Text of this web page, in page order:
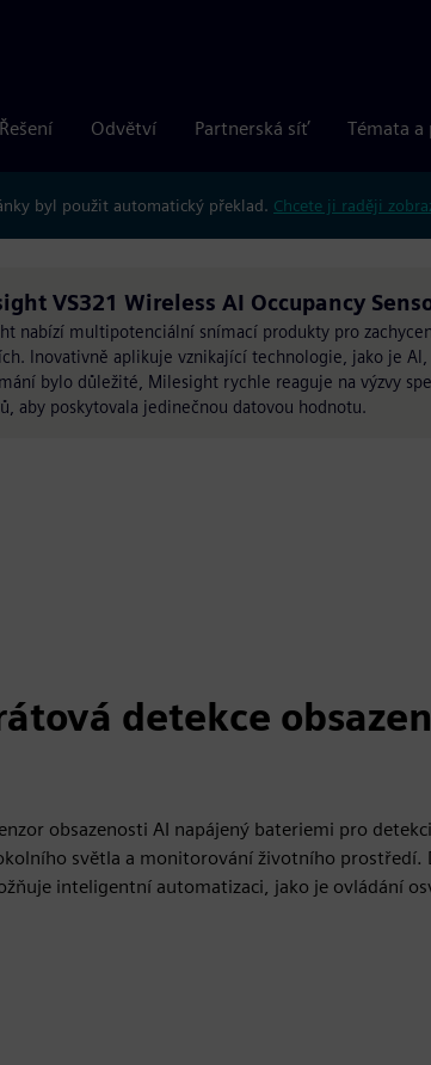
Řešení Odvětví Partnerská síť Témata
byl použit automatický překlad. Chcete ji raději
VS321 Wireless AI Occupancy
nabízí multipotenciální snímací produkty pro
Inovativně aplikuje vznikající technologie, jako je Al,
bylo důležité, Milesight rychle reaguje na výzvy
aby poskytovala jedinečnou datovou hodnotu.
detekce
obsazenosti AI napájený bateriemi pro detekci
světla a monitorování životního prostředí.
inteligentní automatizaci, jako je ovládání